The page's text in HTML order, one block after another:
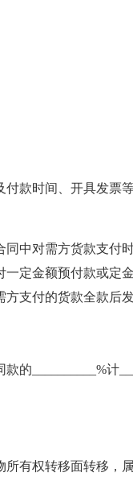
付款时间、开具发票
中对需方货款支付
定金额预付款或定
支付的货款全款后发
的__________%计
有权转移面转移，